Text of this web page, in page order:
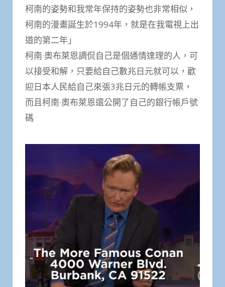
柯南的姿勢和我常年保持的姿勢也非常相似，
柯南的漫畫誕生於1994年，就是在我電視上出
道的第二年」
柯南·奧布萊恩調侃自己是個通情達理的人，可
以接受和解，只要給自己數兆日元就可以，歡
迎日本人民給自己來張3兆日元的轉帳支票，
而且柯南·奧布萊恩還公開了自己的銀行帳戶號
碼